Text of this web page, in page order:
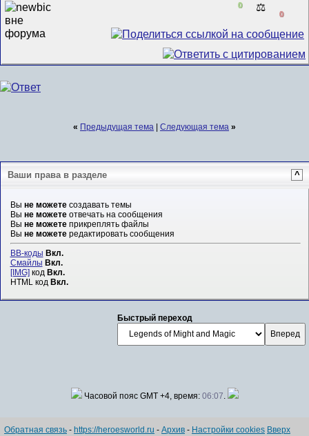
0 ⚖️
0
« Предыдущая тема | Следующая тема »
Ваши права в разделе ^
Вы не можетесоздавать темы
Вы не можетеотвечать на сообщения
Вы не можетеприкреплять файлы
Вы не можетередактировать сообщения
BB-коды Вкл.
Смайлы Вкл.
[IMG] код Вкл.
HTML код Вкл.
Быстрый переход
Часовой пояс GMT +4, время: 06:07
Обратная связь - https://heroesworld.ru - Архив - Настройки cookies Вверх